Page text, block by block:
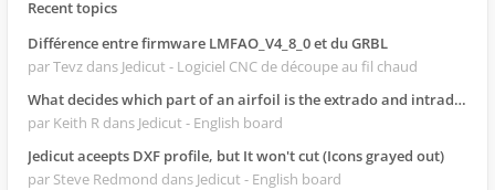
Recent topics
Différence entre firmware LMFAO_V4_8_0 et du GRBL
par Tevz dans Jedicut - Logiciel CNC de découpe au fil chaud
What decides which part of an airfoil is the extrado and intrado?
par Keith R dans Jedicut - English board
Jedicut aceepts DXF profile, but It won't cut (Icons grayed out)
par Steve Redmond dans Jedicut - English board